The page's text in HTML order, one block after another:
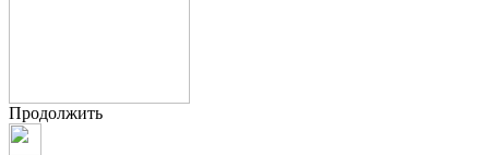
Продолжить